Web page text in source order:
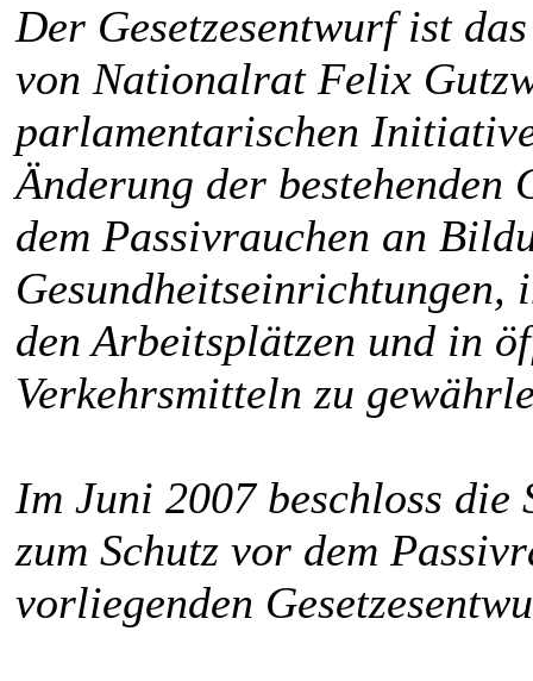
Der Gesetzesentwurf ist
von Nationalrat Felix
parlamentarischen
Änderung der bestehenden
dem Passivrauchen an
den Arbeitsplätzen und in
Verkehrsmitteln zu
Im Juni 2007 beschloss die
zum Schutz vor dem
vorliegenden